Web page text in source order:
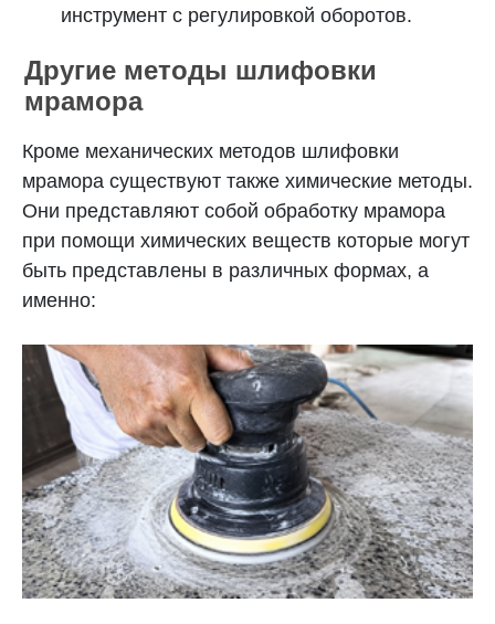
инструмент с регулировкой оборотов.
Другие методы шлифовки
мрамора
Кроме механических методов шлифовки
мрамора существуют также химические методы.
Они представляют собой обработку мрамора
при помощи химических веществ которые могут
быть представлены в различных формах, а
именно: